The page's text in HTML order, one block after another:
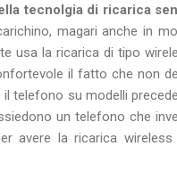
tecnolgia di ricarica
magari anche in
usa la ricarica di tipo
il fatto che non
telefono su modelli
un telefono che
avere la ricarica wireless